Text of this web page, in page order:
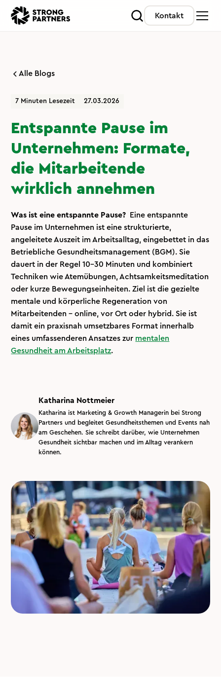
Kontakt
Alle Blogs
7 Minuten Lesezeit 27.03.2026
Entspannte Pause im
Unternehmen: Formate,
die Mitarbeitende
wirklich annehmen
Was ist eine entspannte Pause? Eine entspannte
Pause im Unternehmen ist eine strukturierte,
angeleitete Auszeit im Arbeitsalltag, eingebettet in das
Betriebliche Gesundheitsmanagement (BGM). Sie
dauert in der Regel 10-30 Minuten und kombiniert
Techniken wie Atemübungen, Achtsamkeitsmeditation
oder kurze Bewegungseinheiten. Ziel ist die gezielte
mentale und körperliche Regeneration von
Mitarbeitenden – online, vor Ort oder hybrid. Sie ist
damit ein praxisnah umsetzbares Format innerhalb
eines umfassenderen Ansatzes zur mentalen
Gesundheit am Arbeitsplatz.
Katharina Nottmeier
Katharina ist Marketing & Growth Managerin bei Strong
Partners und begleitet Gesundheitsthemen und Events nah
am Geschehen. Sie schreibt darüber, wie Unternehmen
Gesundheit sichtbar machen und im Alltag verankern
können.